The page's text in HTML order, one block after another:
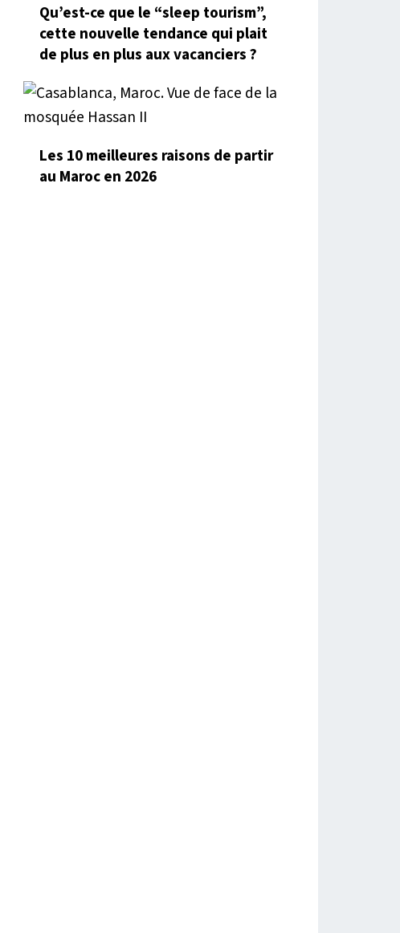
Qu’est-ce que le “sleep tourism”,
cette nouvelle tendance qui plait
de plus en plus aux vacanciers ?
Les 10 meilleures raisons de partir
au Maroc en 2026